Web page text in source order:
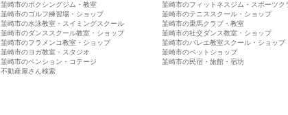
韮崎市のボクシングジム・教室
韮崎市のフィットネスジム・スポーツク
韮崎市のゴルフ練習場・ショップ
韮崎市のテニススクール・ショップ
韮崎市の水泳教室・スイミングスクール
韮崎市の乗馬クラブ・教室
韮崎市のダンススクール教室・ショップ
韮崎市の社交ダンス教室・ショップ
韮崎市のフラメンコ教室・ショップ
韮崎市のバレエ教室スクール・ショップ
韮崎市のヨガ教室・スタジオ
韮崎市のペットショップ
韮崎市のペンション・コテージ
韮崎市の民宿・旅館・宿坊
不動産屋さん検索